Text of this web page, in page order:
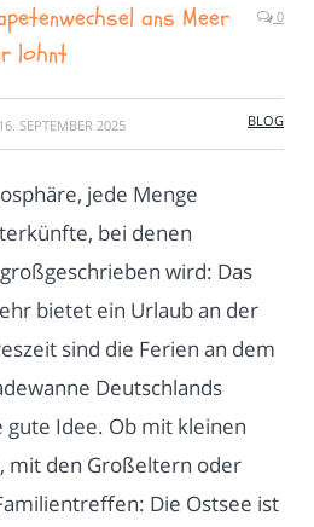
ans Meer
lohnt
0
16. SEPTEMBER 2025 BLOG
jede Menge
bei denen
wird: Das
bietet ein Urlaub an der
sind die Ferien an dem
Deutschlands
Idee. Ob mit kleinen
mit den Großeltern oder
Die Ostsee ist